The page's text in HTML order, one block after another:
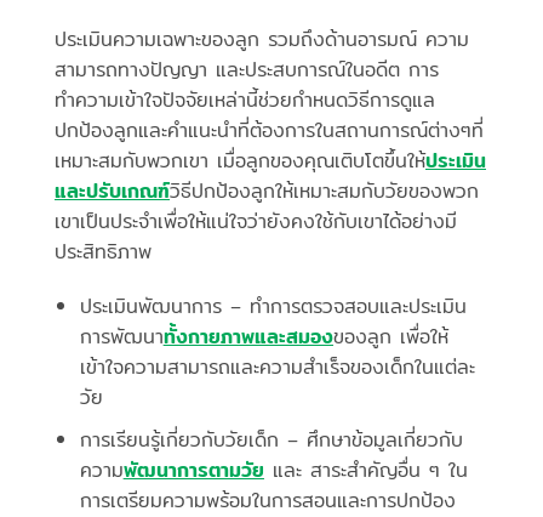
ประเมินความเฉพาะของลูก รวมถึงด้านอารมณ์ ความ
สามารถทางปัญญา และประสบการณ์ในอดีต การ
ทำความเข้าใจปัจจัยเหล่านี้ช่วยกำหนดวิธีการดูแล
ปกป้องลูกและคำแนะนำที่ต้องการในสถานการณ์ต่างๆที่
เหมาะสมกับพวกเขา เมื่อลูกของคุณเติบโตขึ้นให้ประเมิน
และปรับเกณฑ์วิธีปกป้องลูกให้เหมาะสมกับวัยของพวก
เขาเป็นประจำเพื่อให้แน่ใจว่ายังคงใช้กับเขาได้อย่างมี
ประสิทธิภาพ
ประเมินพัฒนาการ – ทำการตรวจสอบและประเมิน
การพัฒนาทั้งกายภาพและสมองของลูก เพื่อให้
เข้าใจความสามารถและความสำเร็จของเด็กในแต่ละ
วัย
การเรียนรู้เกี่ยวกับวัยเด็ก – ศึกษาข้อมูลเกี่ยวกับ
ความพัฒนาการตามวัย และ สาระสำคัญอื่น ๆ ใน
การเตรียมความพร้อมในการสอนและการปกป้อง